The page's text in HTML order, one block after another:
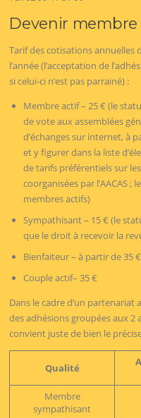
Devenir membre
Tarif des cotisations annuelles
l’année (l’acceptation de
si celui-ci n’est pas parrainé) :
Membre actif – 25 € (le
de vote aux assemblées
d’échanges sur internet, à
et y figurer dans la liste
de tarifs préférentiels sur
coorganisées par l’AACAS
membres actifs)
Sympathisant – 15 € (le
que le droit à recevoir la
Bienfaiteur – à partir de 35 €
Couple actif– 35 €
Dans le cadre d’un
des adhésions groupées aux 2
convient juste de bien le
Qualité
Membre
sympathisant